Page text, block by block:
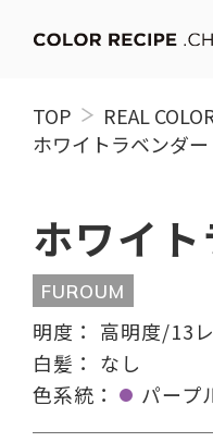
TOP
REAL
ホワイトラベンダー
ホワイ
FUROUM
明度： 高明度/13
白髪： なし
色系統：
パープ